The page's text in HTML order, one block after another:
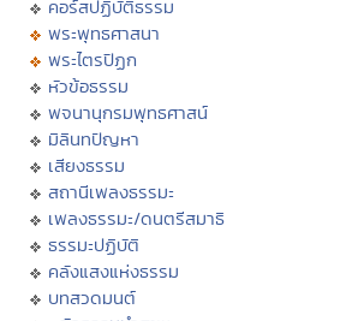
คอร์สปฏิบัติธรรม
พระพุทธศาสนา
พระไตรปิฏก
หัวข้อธรรม
พจนานุกรมพุทธศาสน์
มิลินทปัญหา
เสียงธรรม
สถานีเพลงธรรมะ
เพลงธรรมะ/ดนตรีสมาธิ
ธรรมะปฏิบัติ
คลังแสงแห่งธรรม
บทสวดมนต์